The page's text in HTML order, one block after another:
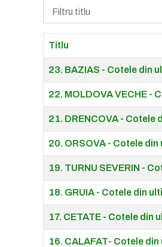
Filtru titlu
Titlu
23. BAZIAS - Cotele din
22. MOLDOVA VECHE -
21. DRENCOVA - Cotele
20. ORSOVA - Cotele
19. TURNU SEVERIN -
18. GRUIA - Cotele din
17. CETATE - Cotele din
16. CALAFAT- Cotele